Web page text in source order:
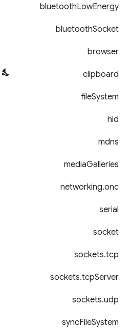
bluetoothLowEnergy
bluetoothSocket
browser
clipboard
fileSystem
hid
mdns
mediaGalleries
networking.onc
serial
socket
sockets.tcp
sockets.tcpServer
sockets.udp
syncFileSystem